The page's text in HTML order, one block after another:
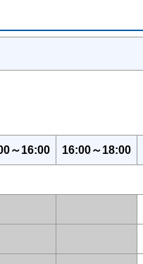
～16:00 16:00～18:00